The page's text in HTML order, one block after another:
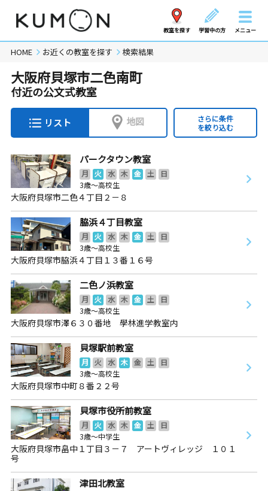
教室を探す 学習中の方 メニュー
HOME お近くの教室を探す 検索結果
大阪府貝塚市二色南町
付近の公文式教室
リスト 地図
さらに条件
を絞り込む
パークタウン教室
月 火 水 木 金 土
日
3歳～高校生
大阪府貝塚市二色４丁目２－８
脇浜４丁目教室
月 火 水 木 金 土
日
3歳～高校生
大阪府貝塚市脇浜４丁目１３番１６号
二色ノ浜教室
月 火 水 木 金 土
日
3歳～高校生
大阪府貝塚市澤６３０番地 學林進学教室内
貝塚駅前教室
月 火 水 木 金 土
日
3歳～高校生
大阪府貝塚市中町８番２２号
貝塚市役所前教室
月 火 水 木 金 土
日
3歳～中学生
大阪府貝塚市畠中１丁目３－７ アートヴィレッジ １０１
号
津田北教室